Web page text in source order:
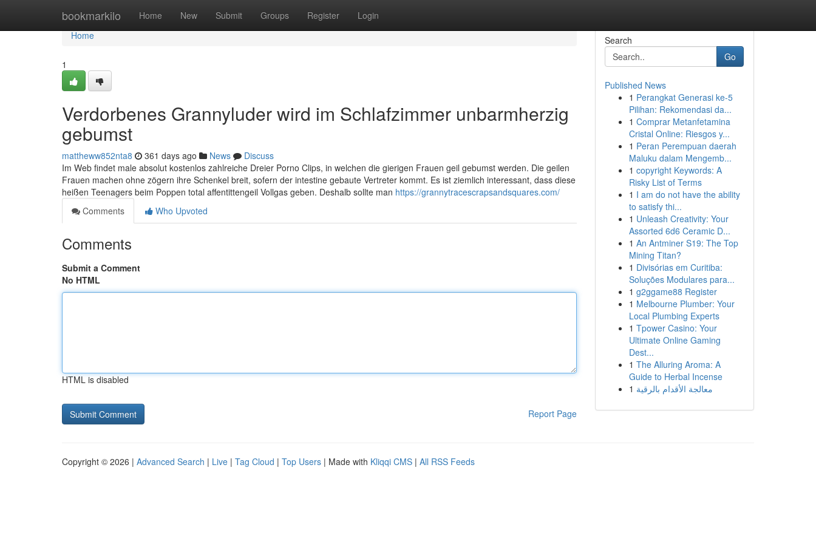
bookmarkilo Home New Submit Groups Register Login
Home
Home
1
Verdorbenes Grannyluder wird im Schlafzimmer unbarmherzig
gebumst
mattheww852nta8 361 days ago News
Discuss
Im Web findet male absolut kostenlos zahlreiche Dreier Porno Clips, in welchen die gierigen Frauen geil gebumst werden. Die geilen
Frauen machen ohne zögern ihre Schenkel breit, sofern der intestine gebaute Vertreter kommt. Es ist ziemlich interessant, dass diese
heißen Teenagers beim Poppen total affentittengeil Vollgas geben. Deshalb sollte man https://grannytracescrapsandsquares.com/
Comments
Who Upvoted
Comments
Submit a Comment
No HTML
HTML is disabled
Report Page
Search
Go
Published News
1 Perangkat Generasi ke-5
Pilihan: Rekomendasi da...
1 Comprar Metanfetamina
Cristal Online: Riesgos y...
1 Peran Perempuan daerah
Maluku dalam Mengemb...
1 copyright Keywords: A
Risky List of Terms
1 I am do not have the ability
to satisfy thi...
1 Unleash Creativity: Your
Assorted 6d6 Ceramic D...
1 An Antminer S19: The Top
Mining Titan?
1 Divisórias em Curitiba:
Soluções Modulares para...
1 g2ggame88 Register
1 Melbourne Plumber: Your
Local Plumbing Experts
1 Tpower Casino: Your
Ultimate Online Gaming
Dest...
1 The Alluring Aroma: A
Guide to Herbal Incense
1 معالجة الأقدام بالرقية
Copyright © 2026 | Advanced Search | Live | Tag Cloud | Top Users | Made with Kliqqi CMS | All RSS Feeds